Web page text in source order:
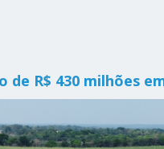
de R$ 430 milhões